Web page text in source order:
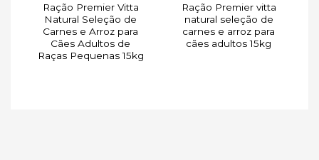
Ração Premier Vitta
Natural Seleção de
Carnes e Arroz para
Cães Adultos de
Raças Pequenas 15kg
Ração Premier vitta
natural seleção de
carnes e arroz para
cães adultos 15kg